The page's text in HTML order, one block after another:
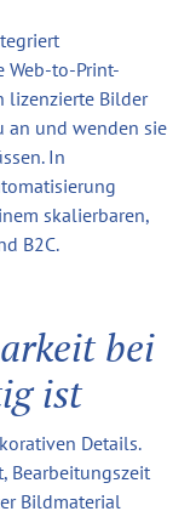
Web-to-Print-
lizenzierte Bilder
an und wenden sie
In
skalierbaren,
B2C.
bei
ist
Details.
Bearbeitungszeit
Bildmaterial